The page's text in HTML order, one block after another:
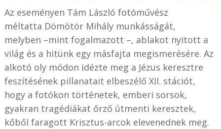
Az eseményen Tám László fotóművész
méltatta Dömötör Mihály munkásságát,
melyben –mint fogalmazott –, ablakot nyitott a
világ és a hitünk egy másfajta megismerésére. Az
alkotó oly módon idézte meg a Jézus keresztre
feszítésének pillanatait elbeszélő XII. stációt,
hogy a fotókon történetek, emberi sorsok,
gyakran tragédiákat őrző útmenti keresztek,
kőből faragott Krisztus-arcok elevenednek meg.